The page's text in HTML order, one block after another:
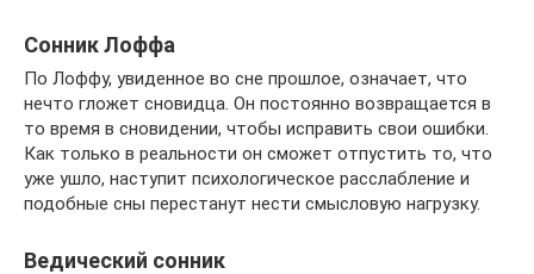
Сонник Лоффа
По Лоффу, увиденное во сне прошлое, означает, что
нечто гложет сновидца. Он постоянно возвращается в
то время в сновидении, чтобы исправить свои ошибки.
Как только в реальности он сможет отпустить то, что
уже ушло, наступит психологическое расслабление и
подобные сны перестанут нести смысловую нагрузку.
Ведический сонник